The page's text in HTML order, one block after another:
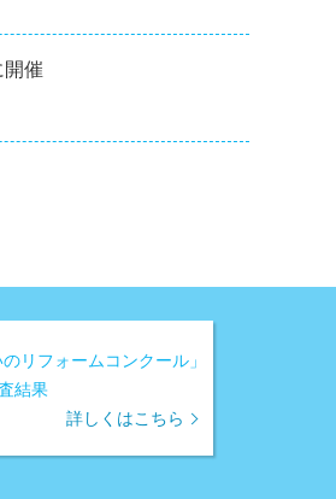
催
のリフォームコンクール」
結果
詳しくはこちら